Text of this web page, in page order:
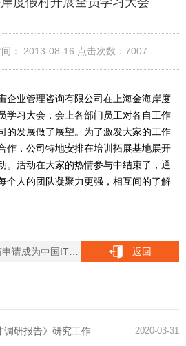
： 2013-08-16 点击次数： 7007
企业管理咨询有限公司在上海金海岸度
学习大会，会上各部门员工对各自工作
的发展做了展望。为了激发大家的工作
作，公司特地安排在培训拓展基地展开
。活动在大家的热情参与中结束了，通
个人的团队凝聚力更强，相互间的了解
北宙申请成为中国IT服务标准组成员单位 返回
调研报告》研究工作 2020-03-31